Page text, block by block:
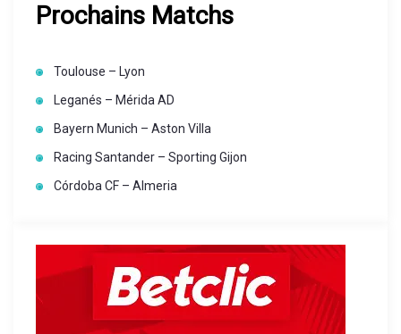
Prochains Matchs
Toulouse – Lyon
Leganés – Mérida AD
Bayern Munich – Aston Villa
Racing Santander – Sporting Gijon
Córdoba CF – Almeria